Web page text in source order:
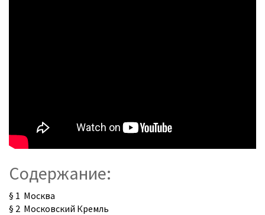
Содержание:
§ 1 Москва
§ 2 Московский Кремль